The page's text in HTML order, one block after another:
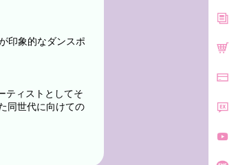
印象的なダンスポ
ティストとしてそ
同世代に向けての